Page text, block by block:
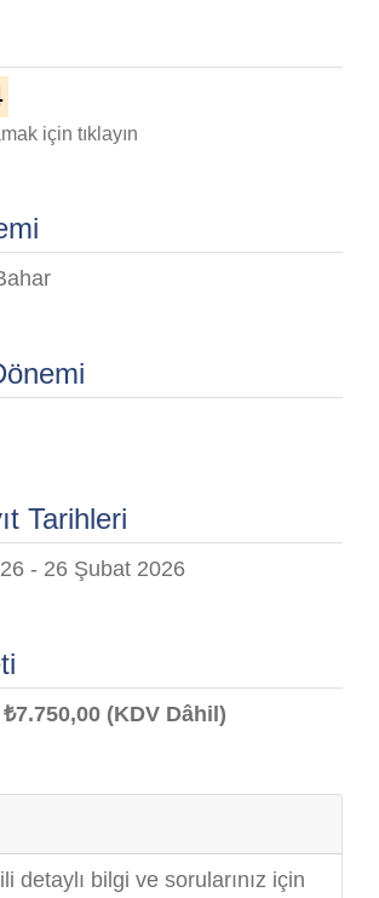
için tıklayın
Tarihleri
- 26 Şubat 2026
(KDV Dâhil)
detaylı bilgi ve sorularınız için